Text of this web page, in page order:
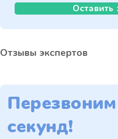
Оставить
Отзывы экспертов
секунд!